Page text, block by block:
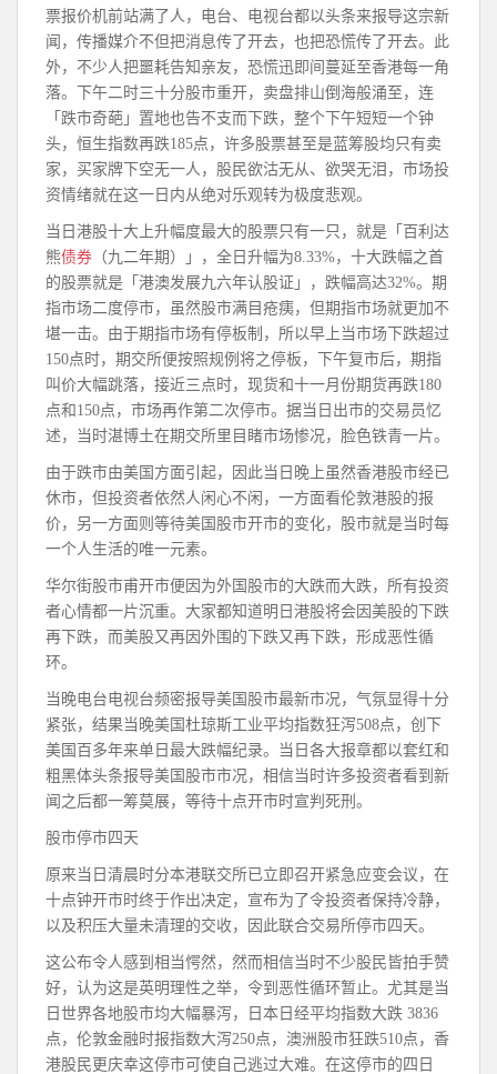
票报价机前站满了人，电台、电视台都以头条来报导这宗新
闻，传播媒介不但把消息传了开去，也把恐慌传了开去。此
外，不少人把噩耗告知亲友，恐慌迅即间蔓延至香港每一角
落。下午二时三十分股市重开，卖盘排山倒海般涌至，连
「跌市奇葩」置地也告不支而下跌，整个下午短短一个钟
头，恒生指数再跌185点，许多股票甚至是蓝筹股均只有卖
家，买家牌下空无一人，股民欲沽无从、欲哭无泪，市场投
资情绪就在这一日内从绝对乐观转为极度悲观。
当日港股十大上升幅度最大的股票只有一只，就是「百利达
熊债券 （九二年期）」，全日升幅为8.33%，十大跌幅之首
的股票就是「港澳发展九六年认股证」，跌幅高达32%。期
指市场二度停市，虽然股市满目疮痍，但期指市场就更加不
堪一击。由于期指市场有停板制，所以早上当市场下跌超过
150点时，期交所便按照规例将之停板，下午复市后，期指
叫价大幅跳落，接近三点时，现货和十一月份期货再跌180
点和150点，市场再作第二次停市。据当日出市的交易员忆
述，当时湛博土在期交所里目睹市场惨况，脸色铁青一片。
由于跌市由美国方面引起，因此当日晚上虽然香港股市经已
休市，但投资者依然人闲心不闲，一方面看伦敦港股的报
价，另一方面则等待美国股市开市的变化，股市就是当时每
一个人生活的唯一元素。
华尔街股市甫开市便因为外国股市的大跌而大跌，所有投资
者心情都一片沉重。大家都知道明日港股将会因美股的下跌
再下跌，而美股又再因外围的下跌又再下跌，形成恶性循
环。
当晚电台电视台频密报导美国股市最新市况，气氛显得十分
紧张，结果当晚美国杜琼斯工业平均指数狂泻508点，创下
美国百多年来单日最大跌幅纪录。当日各大报章都以套红和
粗黑体头条报导美国股市市况，相信当时许多投资者看到新
闻之后都一筹莫展，等待十点开市时宣判死刑。
股市停市四天
原来当日清晨时分本港联交所已立即召开紧急应变会议，在
十点钟开市时终于作出决定，宣布为了令投资者保持冷静，
以及积压大量未清理的交收，因此联合交易所停市四天。
这公布令人感到相当愕然，然而相信当时不少股民皆拍手赞
好，认为这是英明理性之举，令到恶性循环暂止。尤其是当
日世界各地股市均大幅暴泻，日本日经平均指数大跌 3836
点，伦敦金融时报指数大泻250点，澳洲股市狂跌510点，香
港股民更庆幸这停市可使自己逃过大难。在这停市的四日